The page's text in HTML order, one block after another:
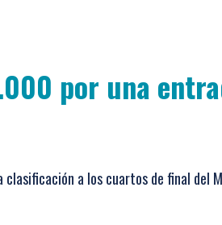
por una
a los cuartos de final del